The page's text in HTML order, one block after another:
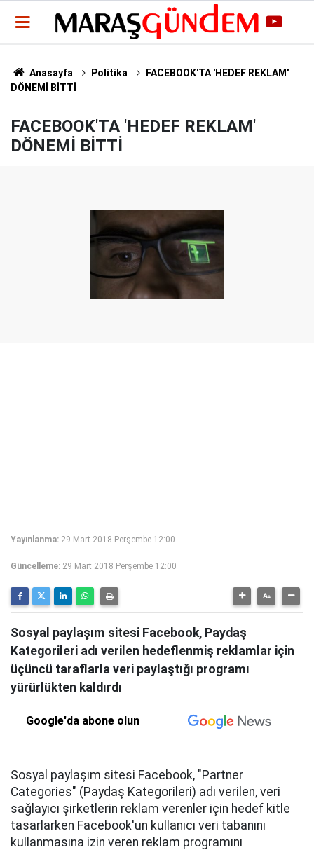
Anasayfa Politika
FACEBOOK'TA 'HEDEF REKLAM'
DÖNEMİ BİTTİ
FACEBOOK'TA 'HEDEF REKLAM'
DÖNEMİ BİTTİ
Yayınlanma: 29 Mart 2018 Perşembe 12:00
Güncelleme: 29 Mart 2018 Perşembe 12:00
Sosyal paylaşım sitesi Facebook, Paydaş
Kategorileri adı verilen hedeflenmiş reklamlar için
üçüncü taraflarla veri paylaştığı programı
yürürlükten kaldırdı
Google'da abone olun
Sosyal paylaşım sitesi Facebook, "Partner
Categories" (Paydaş Kategorileri) adı verilen, veri
sağlayıcı şirketlerin reklam verenler için hedef kitle
tasarlarken Facebook'un kullanıcı veri tabanını
kullanmasına izin veren reklam programını